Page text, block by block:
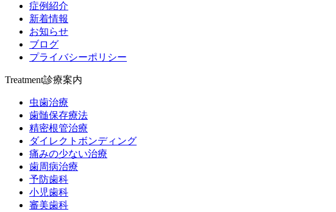
症例紹介
新着情報
お知らせ
ブログ
プライバシーポリシー
Treatment診療案内
虫歯治療
歯髄保存療法
精密根管治療
ダイレクトボンディング
痛みの少ない治療
歯周病治療
予防歯科
小児歯科
審美歯科